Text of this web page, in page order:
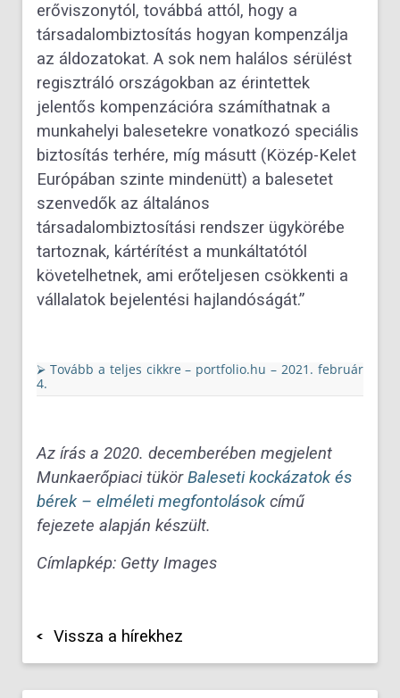
erőviszonytól, továbbá attól, hogy a
társadalombiztosítás hogyan kompenzálja
az áldozatokat. A sok nem halálos sérülést
regisztráló országokban az érintettek
jelentős kompenzációra számíthatnak a
munkahelyi balesetekre vonatkozó speciális
biztosítás terhére, míg másutt (Közép-Kelet
Európában szinte mindenütt) a balesetet
szenvedők az általános
társadalombiztosítási rendszer ügykörébe
tartoznak, kártérítést a munkáltatótól
követelhetnek, ami erőteljesen csökkenti a
vállalatok bejelentési hajlandóságát.”
⮚ Tovább a teljes cikkre – portfolio.hu – 2021. február
4.
Az írás a 2020. decemberében megjelent
Munkaerőpiaci tükörBaleseti kockázatok és
bérek – elméleti megfontolásokcímű
fejezete alapján készült.
Címlapkép: Getty Images
Vissza a hírekhez